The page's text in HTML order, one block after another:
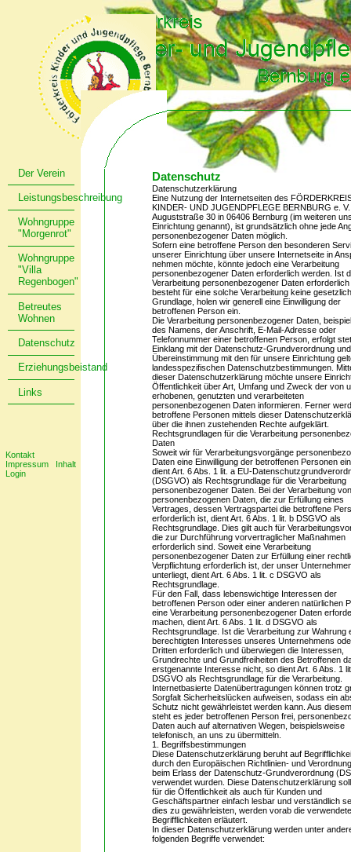
Datenschutz
Datenschutzerklärung
Eine Nutzung der Internetseiten des
KINDER- UND JUGENDPFLEGE BERNBURG e. V.
Auguststraße 30 in 06406 Bernburg (im weiteren
Einrichtung genannt), ist grundsätzlich ohne jede
personenbezogener Daten möglich.
Sofern eine betroffene Person den besonderen
unserer Einrichtung über unsere Internetseite in
nehmen möchte, könnte jedoch eine Verarbeitung
personenbezogener Daten erforderlich werden. Ist
Verarbeitung personenbezogener Daten erforderlich
besteht für eine solche Verarbeitung keine
Grundlage, holen wir generell eine Einwilligung der
betroffenen Person ein.
Die Verarbeitung personenbezogener Daten,
des Namens, der Anschrift, E-Mail-Adresse oder
Telefonnummer einer betroffenen Person, erfolgt
Einklang mit der Datenschutz-Grundverordnung
Übereinstimmung mit den für unsere Einrichtung
landesspezifischen Datenschutzbestimmungen.
dieser Datenschutzerklärung möchte unsere
Öffentlichkeit über Art, Umfang und Zweck der von
erhobenen, genutzten und verarbeiteten
personenbezogenen Daten informieren. Ferner
betroffene Personen mittels dieser
über die ihnen zustehenden Rechte aufgeklärt.
Rechtsgrundlagen für die Verarbeitung
Daten
Soweit wir für Verarbeitungsvorgänge
Daten eine Einwilligung der betroffenen Personen
dient Art. 6 Abs. 1 lit. a EU-
(DSGVO) als Rechtsgrundlage für die Verarbeitung
personenbezogener Daten. Bei der Verarbeitung
personenbezogenen Daten, die zur Erfüllung eines
Vertrages, dessen Vertragspartei die betroffene
erforderlich ist, dient Art. 6 Abs. 1 lit. b DSGVO als
Rechtsgrundlage. Dies gilt auch für
die zur Durchführung vorvertraglicher Maßnahmen
erforderlich sind. Soweit eine Verarbeitung
personenbezogener Daten zur Erfüllung einer
Verpflichtung erforderlich ist, der unser
unterliegt, dient Art. 6 Abs. 1 lit. c DSGVO als
Rechtsgrundlage.
Für den Fall, dass lebenswichtige Interessen der
betroffenen Person oder einer anderen natürlichen
eine Verarbeitung personenbezogener Daten
machen, dient Art. 6 Abs. 1 lit. d DSGVO als
Rechtsgrundlage. Ist die Verarbeitung zur Wahrung
berechtigten Interesses unseres Unternehmens
Dritten erforderlich und überwiegen die Interessen,
Grundrechte und Grundfreiheiten des Betroffenen
erstgenannte Interesse nicht, so dient Art. 6 Abs. 1
DSGVO als Rechtsgrundlage für die Verarbeitung.
Internetbasierte Datenübertragungen können trotz
Sorgfalt Sicherheitslücken aufweisen, sodass ein
Schutz nicht gewährleistet werden kann. Aus
steht es jeder betroffenen Person frei,
Daten auch auf alternativen Wegen, beispielsweise
telefonisch, an uns zu übermitteln.
1. Begriffsbestimmungen
Diese Datenschutzerklärung beruht auf
durch den Europäischen Richtlinien- und
beim Erlass der Datenschutz-Grundverordnung
verwendet wurden. Diese Datenschutzerklärung
für die Öffentlichkeit als auch für Kunden und
Geschäftspartner einfach lesbar und verständlich
dies zu gewährleisten, werden vorab die
Begrifflichkeiten erläutert.
In dieser Datenschutzerklärung werden unter
folgenden Begriffe verwendet:
Der Verein
Leistungsbeschreibung
Wohngruppe
"Morgenrot"
Wohngruppe
"Villa
Regenbogen"
Betreutes
Wohnen
Datenschutz
Erziehungsbeistand
Links
Kontakt
Impressum
Inhalt
Login